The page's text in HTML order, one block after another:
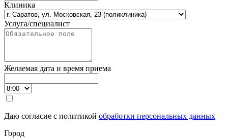
Клиника
Услуга/специалист
Желаемая дата и время приема
Даю согласие с политикой обработки персональных данных
Город